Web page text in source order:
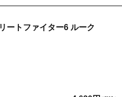
ートファイター6 ルーク